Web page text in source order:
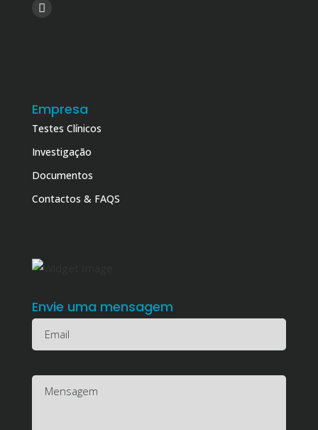
Empresa
Testes Clínicos
Investigação
Documentos
Contactos & FAQS
Envie uma mensagem